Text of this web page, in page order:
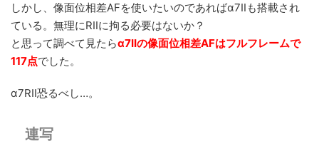
しかし、像面位相差AFを使いたいのであればα7IIも搭載され
ている。無理にRIIに拘る必要はないか？
と思って調べて見たらα7IIの像面位相差AFはフルフレームで
117点でした。
α7RII恐るべし…。
連写